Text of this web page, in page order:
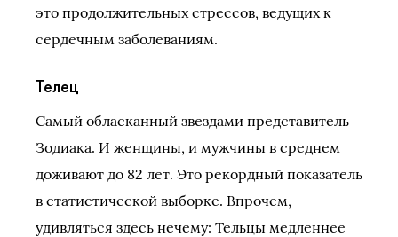
это продолжительных стрессов, ведущих к
сердечным заболеваниям.
Телец
Самый обласканный звездами представитель
Зодиака. И женщины, и мужчины в среднем
доживают до 82 лет. Это рекордный показатель
в статистической выборке. Впрочем,
удивляться здесь нечему: Тельцы медленнее